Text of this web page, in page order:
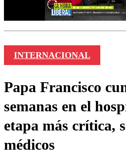
INTERNACIONAL
Papa Francisco
semanas en el
etapa más crítica,
médicos